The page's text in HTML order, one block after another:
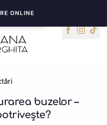
ONLINE
buzelor –